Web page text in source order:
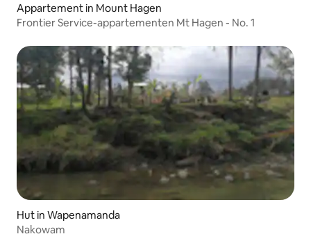
Appartement in Mount Hagen
Frontier Service-appartementen Mt Hagen - No. 1
Hut in Wapenamanda
Nakowam